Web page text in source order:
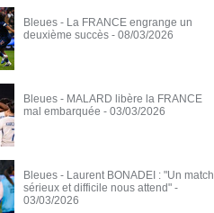
Bleues - La FRANCE engrange un
deuxième succès - 08/03/2026
Bleues - MALARD libère la FRANCE
mal embarquée - 03/03/2026
Bleues - Laurent BONADEI : "Un match
sérieux et difficile nous attend" -
03/03/2026